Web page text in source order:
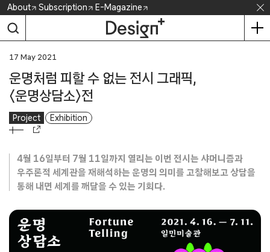
Skip
content
About Subscription E-Magazine
17 May 2021
운명처럼 피할 수 없는 전시 그래픽,
〈운명상담소〉전
Project Exhibition
4월 16일부터 7월 11일까지 열리는 이번 전시는 샤머니즘과
우주론적 세계관을 재해석하는 운명의 의미를 고찰해보고 상담을
통해 내면 세계를 깨달을 수 있는 기회다.